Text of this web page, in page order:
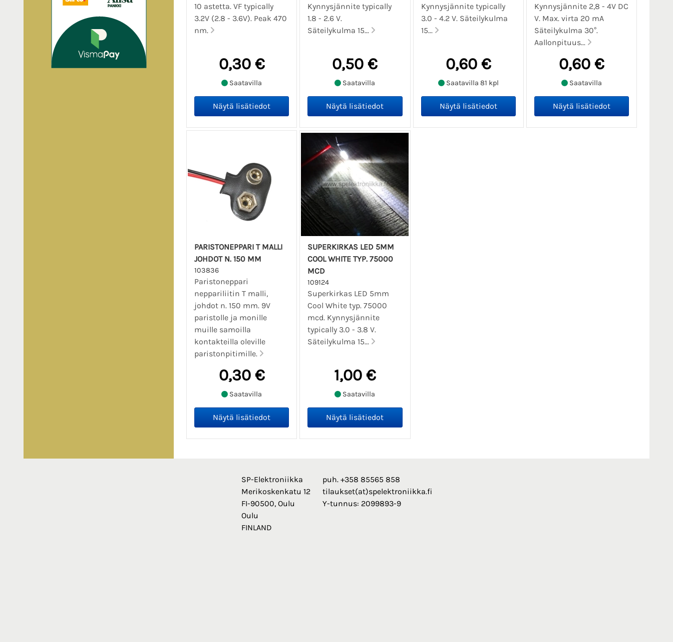
10 astetta. VF typically
3.2V (2.8 - 3.6V). Peak 470
nm.
0,30 €
Saatavilla
Kynnysjännite typically
1.8 - 2.6 V.
Säteilykulma 15...
0,50 €
Saatavilla
Kynnysjännite typically
3.0 - 4.2 V. Säteilykulma
15...
0,60 €
Saatavilla 81 kpl
Kynnysjännite 2,8 - 4V DC
V. Max. virta 20 mA
Säteilykulma 30°.
Aallonpituus...
0,60 €
Saatavilla
PARISTONEPPARI T MALLI
JOHDOT N. 150 MM
103836
Paristoneppari
neppariliitin T malli,
johdot n. 150 mm. 9V
paristolle ja monille
muille samoilla
kontakteilla oleville
paristonpitimille.
0,30 €
Saatavilla
SUPERKIRKAS LED 5MM
COOL WHITE TYP. 75000
MCD
109124
Superkirkas LED 5mm
Cool White typ. 75000
mcd. Kynnysjännite
typically 3.0 - 3.8 V.
Säteilykulma 15...
1,00 €
Saatavilla
SP-Elektroniikka
Merikoskenkatu 12
FI-90500, Oulu
Oulu
FINLAND
puh. +358 85565 858
tilaukset(at)spelektroniikka.fi
Y-tunnus: 2099893-9